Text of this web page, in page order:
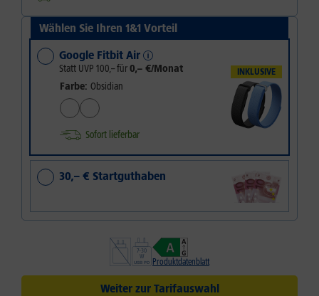
Wählen Sie Ihren 1&1 Vorteil
Google Fitbit Air
Statt UVP100,–für0,– €/Monat INKLUSIVE
Farbe: Obsidian
Sofort lieferbar
30,– € Startguthaben
Produktdatenblatt
Weiter zur Tarifauswahl